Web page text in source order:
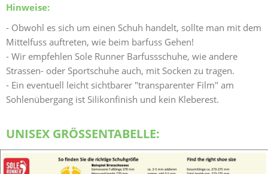
Hinweise:
- Obwohl es sich um einen Schuh handelt, sollte man mit dem
Mittelfuss auftreten, wie beim barfuss Gehen!
- Wir empfehlen Sole Runner Barfussschuhe, wie andere
Strassen- oder Sportschuhe auch, mit Socken zu tragen.
- Ein eventuell leicht sichtbarer "transparenter Film" am
Sohlenübergang ist Silikonfinish und kein Kleberest.
UNISEX GRÖSSENTABELLE: